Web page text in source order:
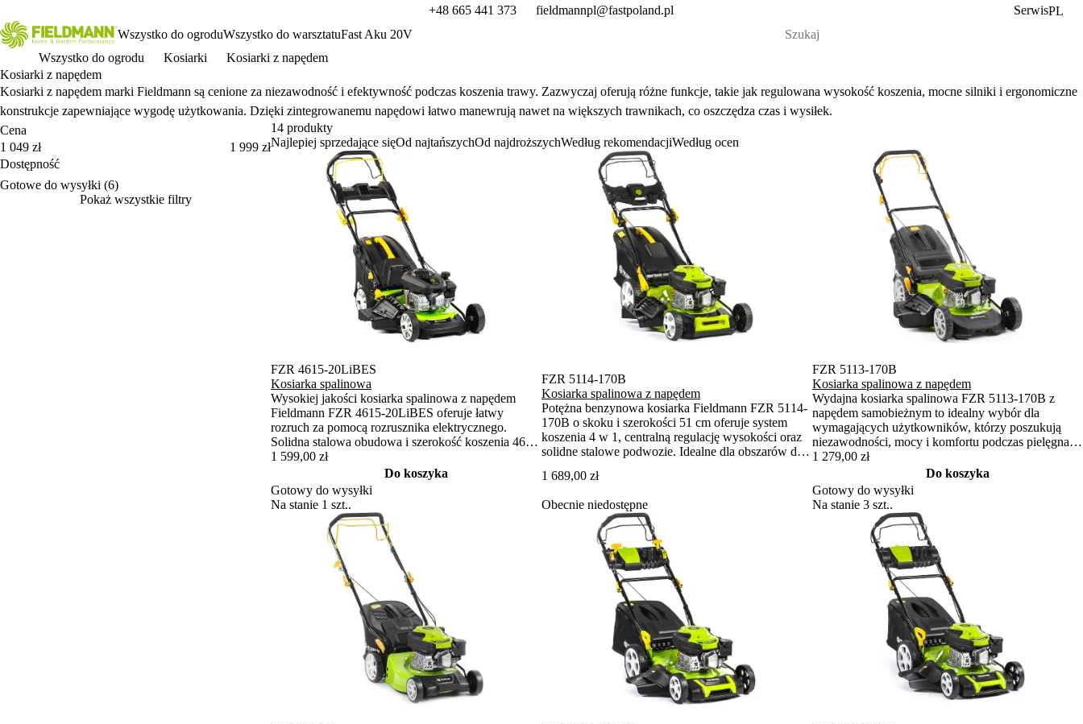
+48 665 441 373 fieldmannpl@fastpoland.pl SerwisPL
Wszystko do ogroduWszystko do warsztatuFast Aku 20V
Wszystko do ogrodu
Kosiarki
Kosiarki z napędem
Kosiarki z napędem
Kosiarki z napędem marki Fieldmann są cenione za niezawodność i efektywność podczas koszenia trawy. Zazwyczaj oferują różne funkcje, takie jak regulowana wysokość koszenia, mocne silniki i ergonomiczne
konstrukcje zapewniające wygodę użytkowania. Dzięki zintegrowanemu napędowi łatwo manewrują nawet na większych trawnikach, co oszczędza czas i wysiłek.
Cena
Cena
1 049 zł
1 999 zł
Dostępność
Dostępność
Gotowe do wysyłki (6)
Pokaż wszystkie filtry
14 produkty
Najlepiej sprzedające sięOd najtańszychOd najdroższychWedług rekomendacjiWedług ocen
FZR 4615-20LiBES
Kosiarka spalinowa
Wysokiej jakości kosiarka spalinowa z napędem
Fieldmann FZR 4615-20LiBES oferuje łatwy
rozruch za pomocą rozrusznika elektrycznego.
Solidna stalowa obudowa i szerokość koszenia 46
cm zapewniają wydajne koszenie do 1 200 m².
Dzięki systemowi 4 w 1 poradzi sobie ze zbieraniem,
wyrzucaniem lub mulczowaniem trawy.
1 599,00 zł
Do koszyka
Gotowy do wysyłki
Na stanie 1 szt..
FZR 5114-170B
Kosiarka spalinowa z napędem
Potężna benzynowa kosiarka Fieldmann FZR 5114-
170B o skoku i szerokości 51 cm oferuje system
koszenia 4 w 1, centralną regulację wysokości oraz
solidne stalowe podwozie. Idealne dla obszarów do
1 689,00 zł
Obecnie niedostępne
FZR 5113-170B
Kosiarka spalinowa z napędem
Wydajna kosiarka spalinowa FZR 5113-170B z
napędem samobieżnym to idealny wybór dla
wymagających użytkowników, którzy poszukują
niezawodności, mocy i komfortu podczas pielęgnacji
większych ogrodów. Dzięki solidnej konstrukcji i
nowoczesnym funkcjom poradzi sobie z większymi
powierzchniami szybko i skutecznie.
1 279,00 zł
Do koszyka
Gotowy do wysyłki
Na stanie 3 szt..